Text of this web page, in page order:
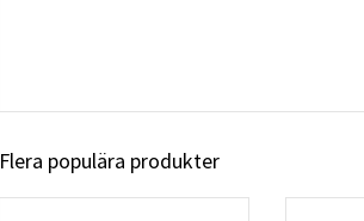
Flera populära produkter